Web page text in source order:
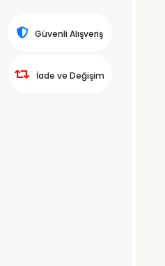
Güvenli Alışveriş
İade ve Değişim